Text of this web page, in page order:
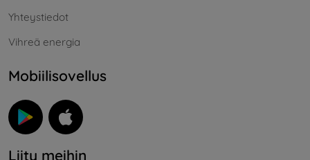
Yhteystiedot
Vihreä energia
Mobiilisovellus
Liity meihin